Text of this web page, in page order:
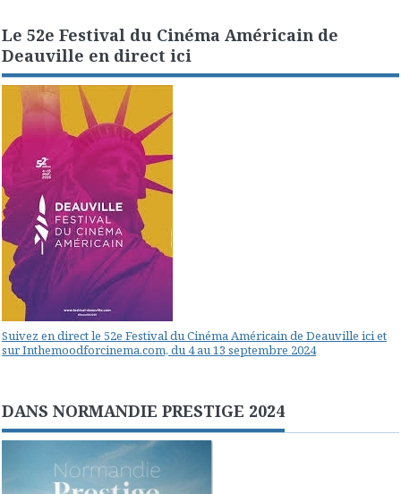
Le 52e Festival du Cinéma Américain de
Deauville en direct ici
Suivez en direct le 52e Festival du Cinéma Américain de Deauville ici et
sur Inthemoodforcinema.com, du 4 au 13 septembre 2024
DANS NORMANDIE PRESTIGE 2024